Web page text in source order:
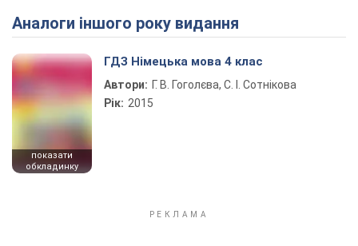
Play Video
Аналоги іншого року видання
показати
обкладинку
ГДЗ Німецька мова 4 клас
Автори: Г. В. Гоголєва, С. І. Сотнікова
Рік: 2015